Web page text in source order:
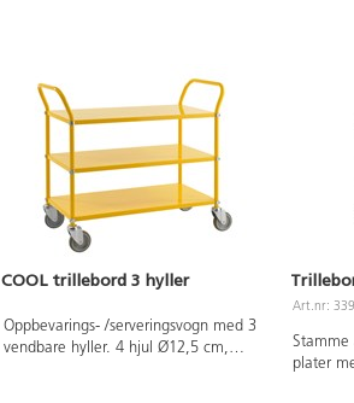
COOL trillebord 3 hyller
Oppbevarings- /serveringsvogn med 3
vendbare hyller. 4 hjul Ø12,5 cm,
Art.nr:
Stamme
plater